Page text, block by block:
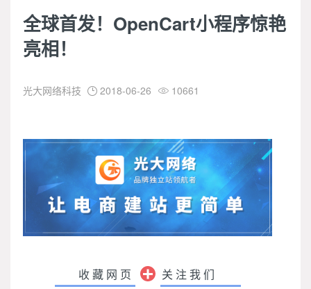
全球首发！OpenCart小程序惊艳
亮相！
光大网络科技  2018-06-26  10661
收藏网页
关注我们